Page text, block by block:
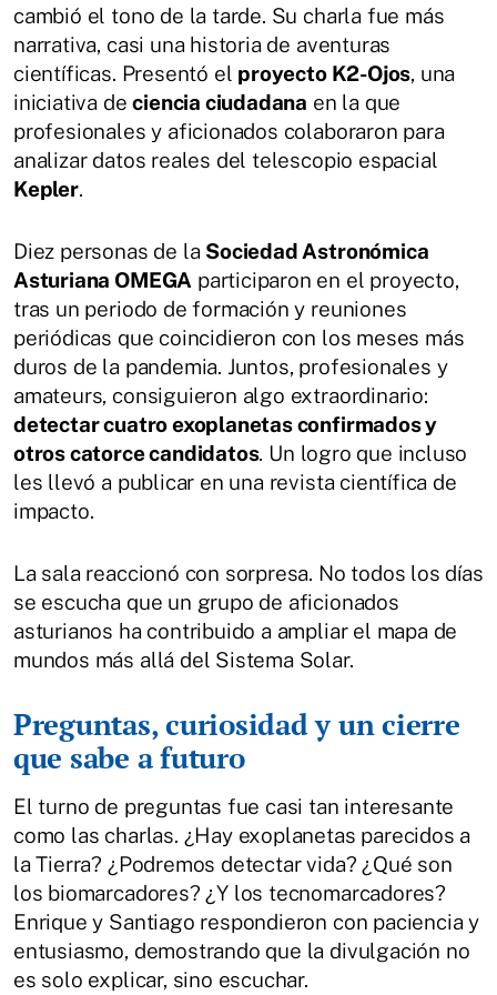
cambió el tono de la tarde. Su charla fue más
narrativa, casi una historia de aventuras
científicas. Presentó el proyecto K2-Ojos, una
iniciativa deciencia ciudadana en la que
profesionales y aficionados colaboraron para
analizar datos reales del telescopio espacial
Kepler.
Diez personas de la Sociedad Astronómica
Asturiana OMEGA participaron en el proyecto,
tras un periodo de formación y reuniones
periódicas que coincidieron con los meses más
duros de la pandemia. Juntos, profesionales y
amateurs, consiguieron algo extraordinario:
detectar cuatro exoplanetas confirmados y
otros catorce candidatos. Un logro que incluso
les llevó a publicar en una revista científica de
impacto.
La sala reaccionó con sorpresa. No todos los días
se escucha que un grupo de aficionados
asturianos ha contribuido a ampliar el mapa de
mundos más allá del Sistema Solar.
Preguntas, curiosidad y un cierre
que sabe a futuro
El turno de preguntas fue casi tan interesante
como las charlas. ¿Hay exoplanetas parecidos a
la Tierra? ¿Podremos detectar vida? ¿Qué son
los biomarcadores? ¿Y los tecnomarcadores?
Enrique y Santiago respondieron con paciencia y
entusiasmo, demostrando que la divulgación no
es solo explicar, sino escuchar.